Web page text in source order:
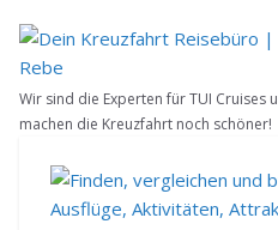
Inhalt
springen
Wir sind die Experten für TUI Cruises
machen die Kreuzfahrt noch schöner!